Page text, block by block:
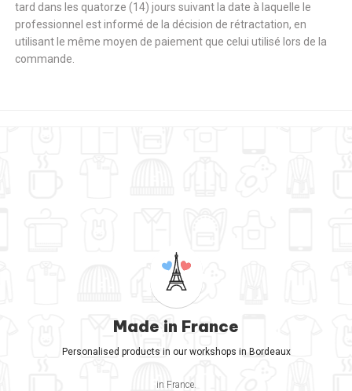
tard dans les quatorze (14) jours suivant la date à laquelle le
professionnel est informé de la décision de rétractation, en
utilisant le même moyen de paiement que celui utilisé lors de la
commande.
Made in France
Personalised products in our workshops in Bordeaux
in France.